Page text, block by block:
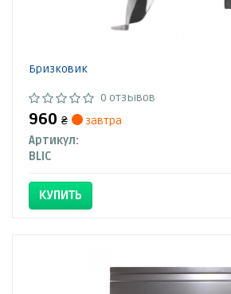
Бризковик
0 отзывов
960 ₴
завтра
Артикул:
BLIC
КУПИТЬ